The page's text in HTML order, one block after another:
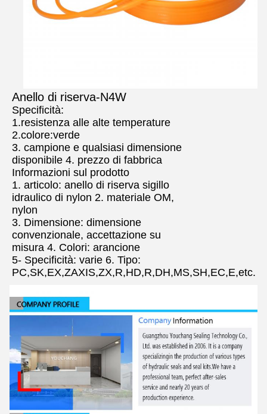
Anello di riserva-N4W
Specificità:
1.resistenza alle alte temperature
2.colore:verde
3. campione e qualsiasi dimensione
disponibile 4. prezzo di fabbrica
Informazioni sul prodotto
1. articolo: anello di riserva sigillo
idraulico di nylon 2. materiale OM,
nylon
3. Dimensione: dimensione
convenzionale, accettazione su
misura 4. Colori: arancione
5- Specificità: varie 6. Tipo:
PC,SK,EX,ZAXIS,ZX,R,HD,R,DH,MS,SH,EC,E,etc.